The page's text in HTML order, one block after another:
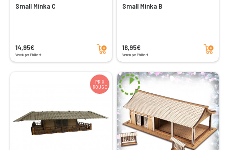
Small Minka C
14,95€
Vendu par Philibert
Ajouter au panier
Small Minka B
18,95€
Vendu par Philibert
Ajouter au panier
PRIX
ROUGE